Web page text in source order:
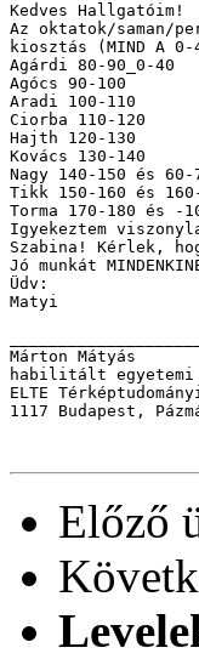
Kedves Hallgatóim!
Az oktatok/saman/
kiosztás (MIND A
Agárdi 80-90_0-40
Agócs 90-100
Aradi 100-110
Ciorba 110-120
Hajth 120-130
Kovács 130-140
Nagy 140-150 és 60-
Tikk 150-160 és
Torma 170-180 és
Igyekeztem
Szabina! Kérlek,
Jó munkát
Üdv:
Matyi
Márton Mátyás
habilitált egyetemi
ELTE
1117 Budapest,
Előző